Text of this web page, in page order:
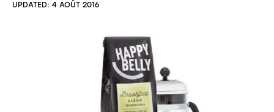
UPDATED: 4 AOÛT 2016